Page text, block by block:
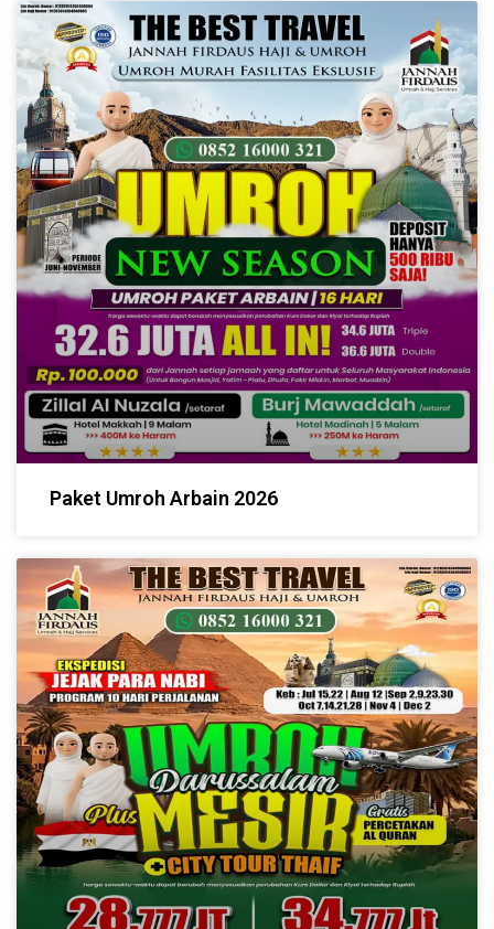
Paket Umroh Arbain 2026